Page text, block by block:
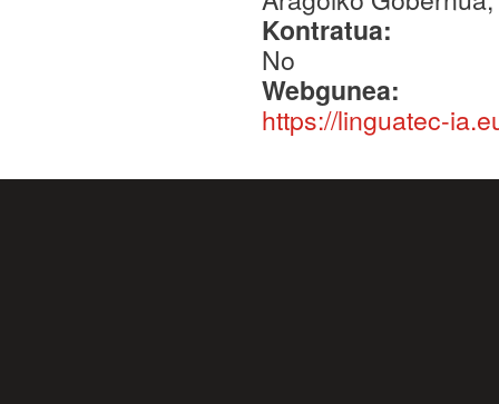
Kontratua:
No
Webgunea:
https://linguatec-